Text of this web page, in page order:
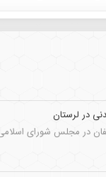
گفت: بیش از ۵۶ رگه معدنی در لرستان کشف